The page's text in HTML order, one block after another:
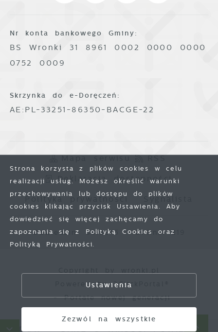
DANE O JAKOŚCI POWIETRZA
Nr konta bankowego Gminy:
BS Wronki 31 8961 0002 0000 0000
0752 0009
Skrzynka do e-Doręczeń:
AE:PL-33251-86350-BACGE-22
Mapa serwisu RSS
Deklaracja dostępności
Polityka prywatności Sygnalista
Odwiedzin: 3819845 Online: 219
Powered by 2ClickPortal®
- Portale nowej generacji
Strona korzysta z plików cookies w celu
realizacji usług. Możesz określić warunki
przechowywania lub dostępu do plików
cookies klikając przycisk Ustawienia. Aby
dowiedzieć się więcej zachęcamy do
zapoznania się z Polityką Cookies oraz
Polityką Prywatności.
Ustawienia
Zezwól na wszystkie
Zezwól na wszystkie